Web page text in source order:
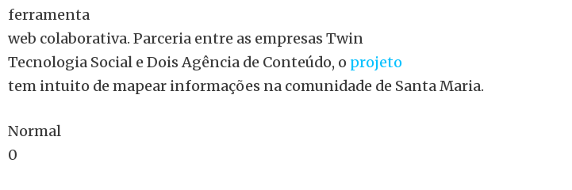
ferramenta
web colaborativa. Parceria entre as empresas Twin
Tecnologia Social e Dois Agência de Conteúdo, o projeto
tem intuito de mapear informações na comunidade de Santa Maria.
Normal
0